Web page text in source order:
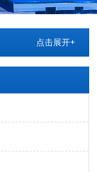
点击展开+